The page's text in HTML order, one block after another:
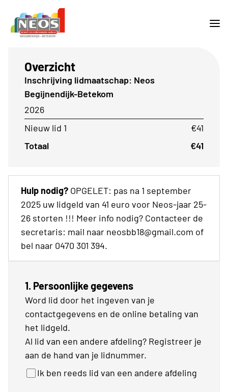
1. Persoonlijke gegevens
Word lid door het ingeven van je
contactgegevens en de online betaling van
het lidgeld.
Al lid van een andere afdeling? Registreer je
aan de hand van je lidnummer.
Ik ben reeds lid van een andere afdeling
Overzicht
Inschrijving lidmaatschap: Neos
Begijnendijk-Betekom
2026
Nieuw lid 1
€41
Totaal
€41
Hulp nodig? OPGELET: pas na 1 september
2025 uw lidgeld van 41 euro voor Neos-jaar 25-
26 storten !!! Meer info nodig? Contacteer de
secretaris: mail naar neosbb18@gmail.com of
bel naar 0470 301 394.